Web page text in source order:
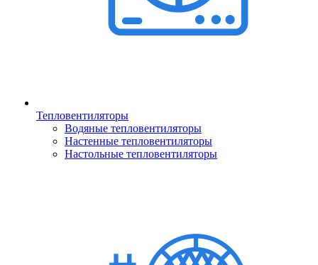
Тепловентиляторы
Водяные тепловентиляторы
Настенные тепловентиляторы
Настольные тепловентиляторы